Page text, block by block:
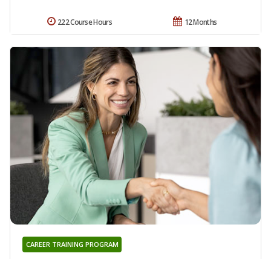
12 Months
222 Course Hours
CAREER TRAINING PROGRAM